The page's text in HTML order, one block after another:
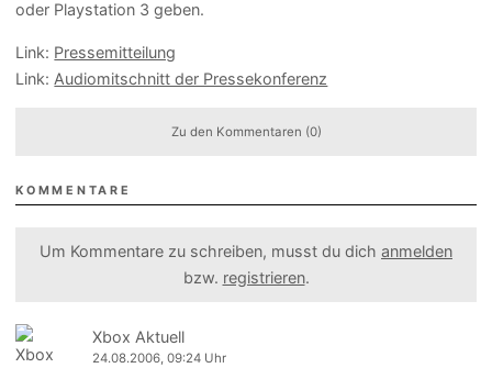
oder Playstation 3 geben.
Link: Pressemitteilung
Link: Audiomitschnitt der Pressekonferenz
Zu den Kommentaren (0)
KOMMENTARE
Um Kommentare zu schreiben, musst du dich anmelden
bzw. registrieren.
Xbox Aktuell
24.08.2006, 09:24 Uhr